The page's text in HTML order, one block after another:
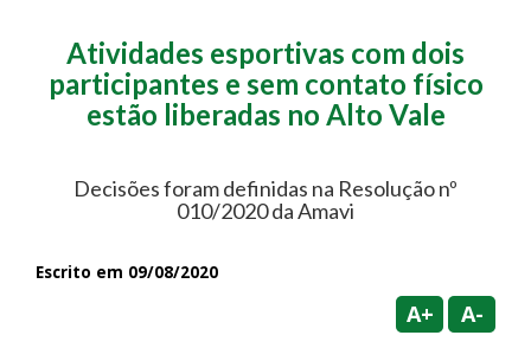
Atividades esportivas com dois
participantes e sem contato físico
estão liberadas no Alto Vale
Decisões foram definidas na Resolução nº
010/2020 da Amavi
Escrito em 09/08/2020
A+ A-